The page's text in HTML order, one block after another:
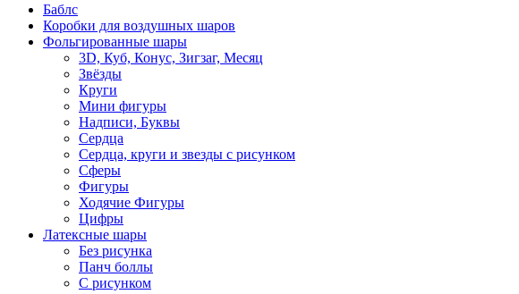
Баблс
Коробки для воздушных шаров
Фольгированные шары
3D, Куб, Конус, Зигзаг, Месяц
Звёзды
Круги
Мини фигуры
Надписи, Буквы
Сердца
Сердца, круги и звезды с рисунком
Сферы
Фигуры
Ходячие Фигуры
Цифры
Латексные шары
Без рисунка
Панч боллы
С рисунком